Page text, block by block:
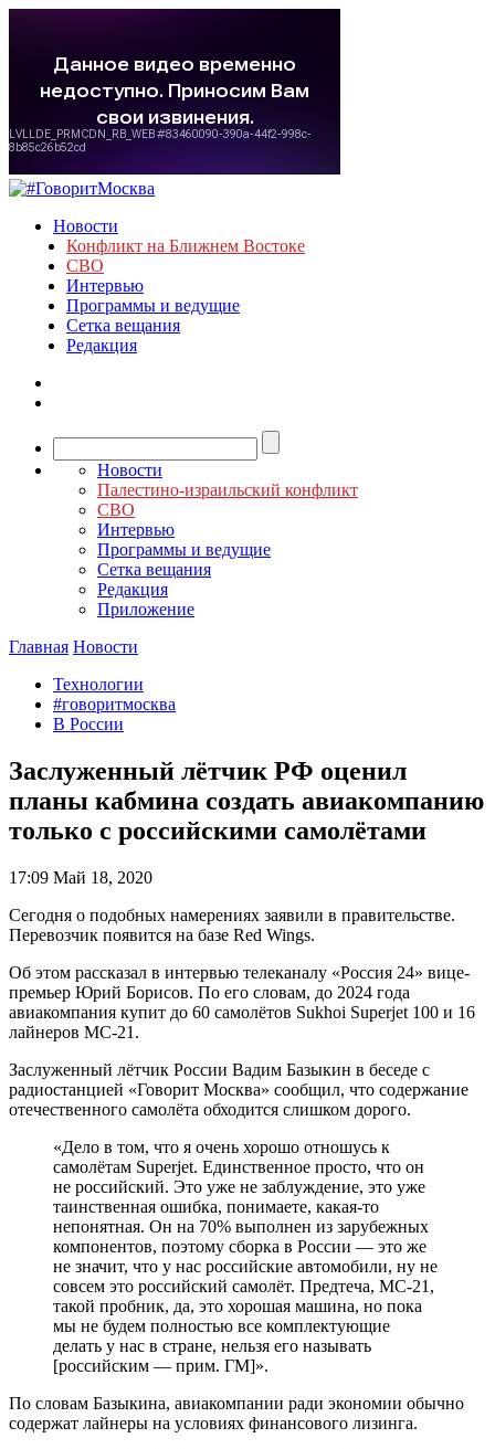
Новости
Конфликт на Ближнем Востоке
СВО
Интервью
Программы и ведущие
Сетка вещания
Редакция
Новости
Палестино-израильский конфликт
СВО
Интервью
Программы и ведущие
Сетка вещания
Редакция
Приложение
Главная Новости
Технологии
#говоритмосква
В России
Заслуженный лётчик РФ оценил
планы кабмина создать авиакомпанию
только с российскими самолётами
17:09 Май 18, 2020
Сегодня о подобных намерениях заявили в правительстве.
Перевозчик появится на базе Red Wings.
Об этом рассказал в интервью телеканалу «Россия 24» вице-
премьер Юрий Борисов. По его словам, до 2024 года
авиакомпания купит до 60 самолётов Sukhoi Superjet 100 и 16
лайнеров МС-21.
Заслуженный лётчик России Вадим Базыкин в беседе с
радиостанцией «Говорит Москва» сообщил, что содержание
отечественного самолёта обходится слишком дорого.
«Дело в том, что я очень хорошо отношусь к
самолётам Superjet. Единственное просто, что он
не российский. Это уже не заблуждение, это уже
таинственная ошибка, понимаете, какая-то
непонятная. Он на 70% выполнен из зарубежных
компонентов, поэтому сборка в России — это же
не значит, что у нас российские автомобили, ну не
совсем это российский самолёт. Предтеча, МС-21,
такой пробник, да, это хорошая машина, но пока
мы не будем полностью все комплектующие
делать у нас в стране, нельзя его называть
[российским — прим. ГМ]».
По словам Базыкина, авиакомпании ради экономии обычно
содержат лайнеры на условиях финансового лизинга.